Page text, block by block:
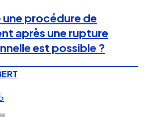
une procédure de
après une rupture
est possible ?